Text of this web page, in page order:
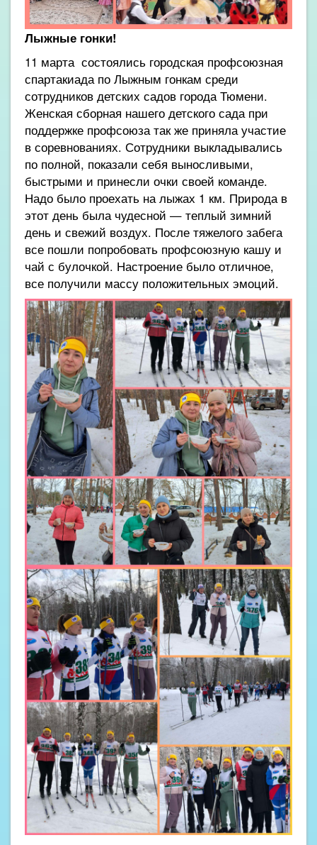
Лыжные гонки!
11 марта состоялись городская профсоюзная
спартакиада по Лыжным гонкам среди
сотрудников детских садов города Тюмени.
Женская сборная нашего детского сада при
поддержке профсоюза так же приняла участие
в соревнованиях. Сотрудники выкладывались
по полной, показали себя выносливыми,
быстрыми и принесли очки своей команде.
Надо было проехать на лыжах 1 км. Природа в
этот день была чудесной — теплый зимний
день и свежий воздух. После тяжелого забега
все пошли попробовать профсоюзную кашу и
чай с булочкой. Настроение было отличное,
все получили массу положительных эмоций.